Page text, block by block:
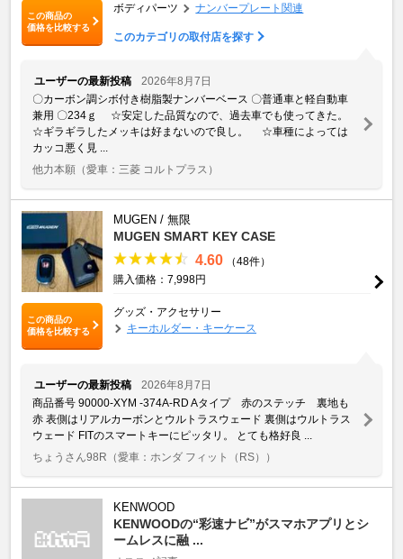
この商品の
価格を比較する
ボディパーツ ナンバープレート関連
このカテゴリの取付店を探す
ユーザーの最新投稿
2026年8月7日
〇カーボン調シボ付き樹脂製ナンバーベース 〇普通車と軽自動車
兼用 〇234ｇ ☆安定した品質なので、過去車でも使ってきた。
☆ギラギラしたメッキは好まないので良し。 ☆車種によっては
カッコ悪く見 ...
他力本願 （愛車：三菱 コルトプラス）
この商品の
価格を比較する
MUGEN / 無限
MUGEN SMART KEY CASE
4.60
（48件）
購入価格：7,998円
グッズ・アクセサリー
キーホルダー・キーケース
ユーザーの最新投稿
2026年8月7日
商品番号 90000-XYM -374A-RD Aタイプ 赤のステッチ 裏地も
赤 表側はリアルカーボンとウルトラスウェード 裏側はウルトラス
ウェード FITのスマートキーにピッタリ。 とても格好良 ...
ちょうさん98R （愛車：ホンダ フィット（RS））
KENWOOD
KENWOODの“彩速ナビ”がスマホアプリとシ
ームレスに融 ...